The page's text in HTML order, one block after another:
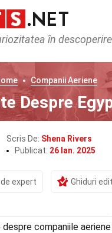
în descoperire
Companii Aeriene
Despre
Scris De: Shena Rivers
Publicat: 26 Ian. 2025
expert Ghiduri
despre companiile aeriene